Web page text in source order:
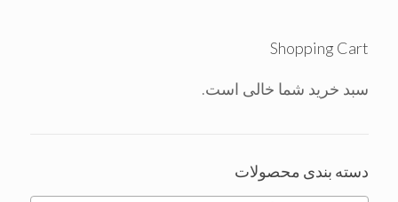
Shopping Cart
سبد خرید شما خالی است.
دسته بندی محصولات